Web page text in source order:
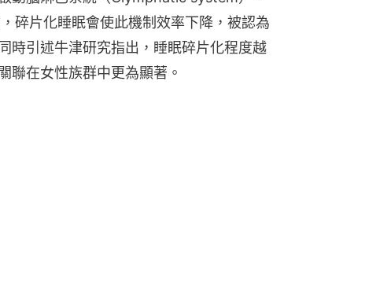
碎片化睡眠會使此機制效率下降，被認為
時引述牛津研究指出，睡眠碎片化程度越
聯在女性族群中更為顯著。